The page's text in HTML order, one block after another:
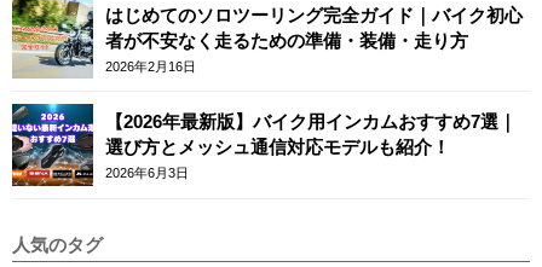
はじめてのソロツーリング完全ガイド｜バイク初心
者が不安なく走るための準備・装備・走り方
2026年2月16日
【2026年最新版】バイク用インカムおすすめ7選｜
選び方とメッシュ通信対応モデルも紹介！
2026年6月3日
人気のタグ